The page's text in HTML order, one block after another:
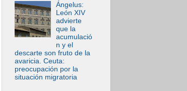
Ángelus:
León XIV
advierte
que la
acumulació
n y el
descarte son fruto de la
avaricia. Ceuta:
preocupación por la
situación migratoria